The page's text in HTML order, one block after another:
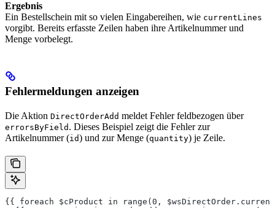
Ergebnis
Ein Bestellschein mit so vielen Eingabereihen, wie currentLines
vorgibt. Bereits erfasste Zeilen haben ihre Artikelnummer und
Menge vorbelegt.
Fehlermeldungen anzeigen
Die Aktion DirectOrderAdd meldet Fehler feldbezogen über
errorsByField . Dieses Beispiel zeigt die Fehler zur
Artikelnummer (id) und zur Menge (quantity) je Zeile.
{{ foreach $cProduct in range(0,